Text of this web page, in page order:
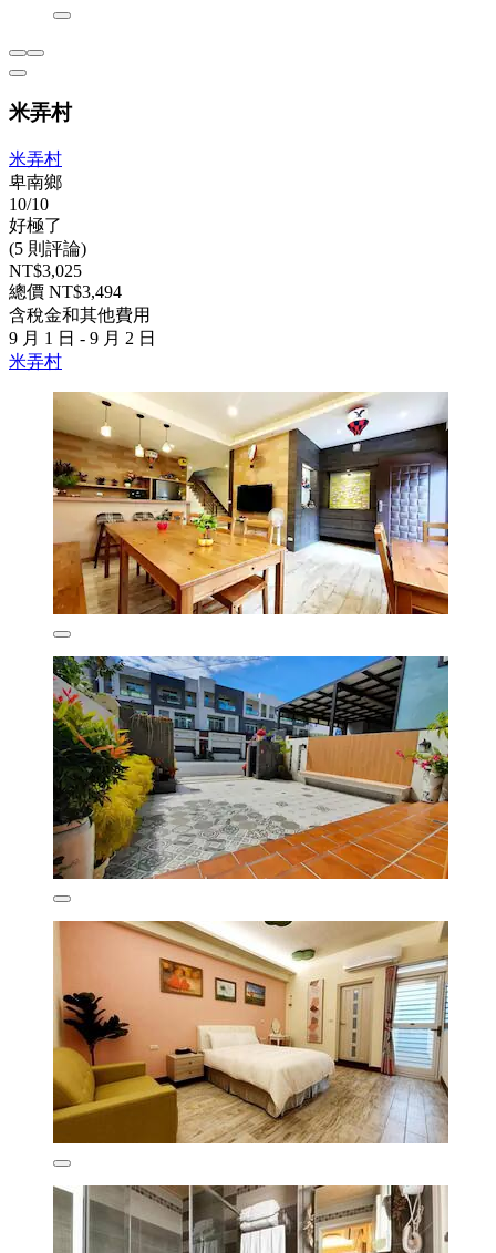
米弄村
米弄村
卑南鄉
10/10
好極了
(5 則評論)
NT$3,025
總價 NT$3,494
含稅金和其他費用
9 月 1 日 - 9 月 2 日
米弄村